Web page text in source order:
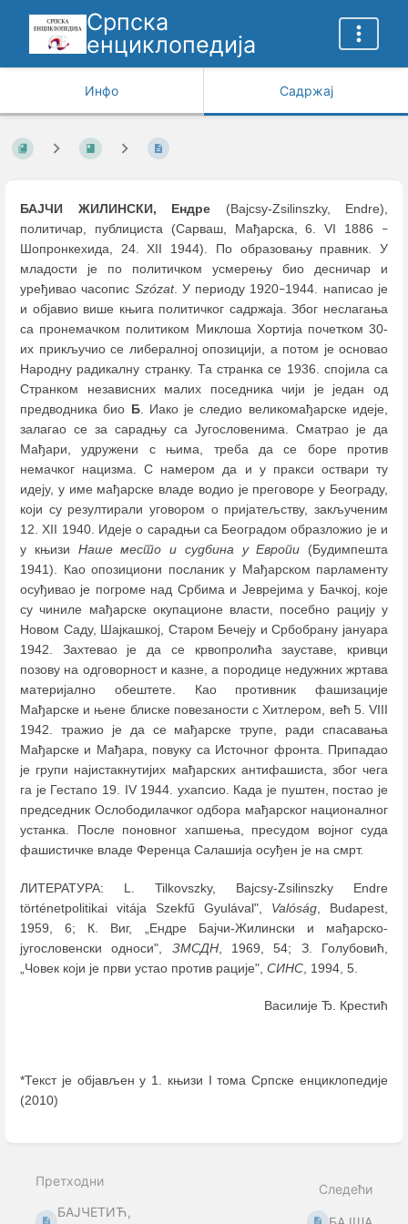
Српска
енциклопедија
Инфо Садржај
БАЈЧИ ЖИЛИНСКИ, Ендре (Bajcsy-Zsilinszky, Endre),
политичар, публициста (Сарваш, Мађарска, 6. VI 1886 –
Шопронкехида, 24. XII 1944). По образовању правник. У
младости је по политичком усмерењу био десничар и
уређивао часопис Szózat. У периоду 1920–1944. написао је
и објавио више књига политичког садржаја. Због неслагања
са пронемачком политиком Миклоша Хортија почетком 30-
их прикључио се либералној опозицији, а потом је основао
Народну радикалну странку. Та странка се 1936. спојила са
Странком независних малих поседника чији је један од
предводника био Б. Иако је следио великомађарске идеје,
залагао се за сарадњу са Југословенима. Сматрао је да
Мађари, удружени с њима, треба да се боре против
немачког нацизма. С намером да и у пракси оствари ту
идеју, у име мађарске владе водио је преговоре у Београду,
који су резултирали уговором о пријатељству, закљученим
12. XII 1940. Идеје о сарадњи са Београдом образложио је и
у књизи Наше место и судбина у Европи (Будимпешта
1941). Као опозициони посланик у Мађарском парламенту
осуђивао је погроме над Србима и Јеврејима у Бачкој, које
су чиниле мађарске окупационе власти, посебно рацију у
Новом Саду, Шајкашкој, Старом Бечеју и Србобрану јануара
1942. Захтевао је да се крвопролића зауставе, кривци
позову на одговорност и казне, а породице недужних жртава
материјално обештете. Као противник фашизације
Мађарске и њене блиске повезаности с Хитлером, већ 5. VIII
1942. тражио је да се мађарске трупе, ради спасавања
Мађарске и Мађара, повуку са Источног фронта. Припадао
је групи најистакнутијих мађарских антифашиста, због чега
га је Гестапо 19. IV 1944. ухапсио. Када је пуштен, постао је
председник Ослободилачког одбора мађарског националног
устанка. После поновног хапшења, пресудом војног суда
фашистичке владе Ференца Салашија осуђен је на смрт.
ЛИТЕРАТУРА: L. Tilkovszky, Bajcsy-Zsilinszky Endre
történetpolitikai vitája Szekfű Gyulával", Valóság , Budapest,
1959, 6; К. Виг, „Ендре Бајчи-Жилински и мађарско-
југословенски односи", ЗМСДН, 1969, 54; З. Голубовић,
„Човек који је први устао против рације", СИНС , 1994, 5.
Василије Ђ. Крестић
*Текст је објављен у 1. књизи I тома Српске енциклопедије
(2010)
mode
Претходни
БАЈЧЕТИЋ,
Следећи